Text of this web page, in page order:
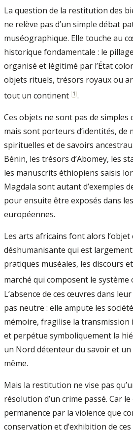
La question de la restitution des
ne relève pas d’un simple débat
muséographique. Elle touche au
historique fondamentale : le
organisé et légitimé par l’État
objets rituels, trésors royaux ou
tout un continent [1].
Ces objets ne sont pas de
mais sont porteurs d’identités, de
spirituelles et de savoirs
Bénin, les trésors d’Abomey, les
les manuscrits éthiopiens saisis
Magdala sont autant d’exemples
pour ensuite être exposés dans
européennes.
Les arts africains font alors l’objet
déshumanisante qui est
pratiques muséales, les discours
marché qui composent le système
L’absence de ces œuvres dans
pas neutre : elle ampute les
mémoire, fragilise la
et perpétue symboliquement la
un Nord détenteur du savoir et un
même.
Mais la restitution ne vise pas
résolution d’un crime passé. Car
permanence par la violence que
conservation et d’exhibition de